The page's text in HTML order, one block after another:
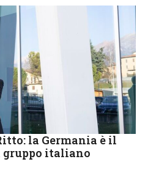
la Germania è il
gruppo italiano